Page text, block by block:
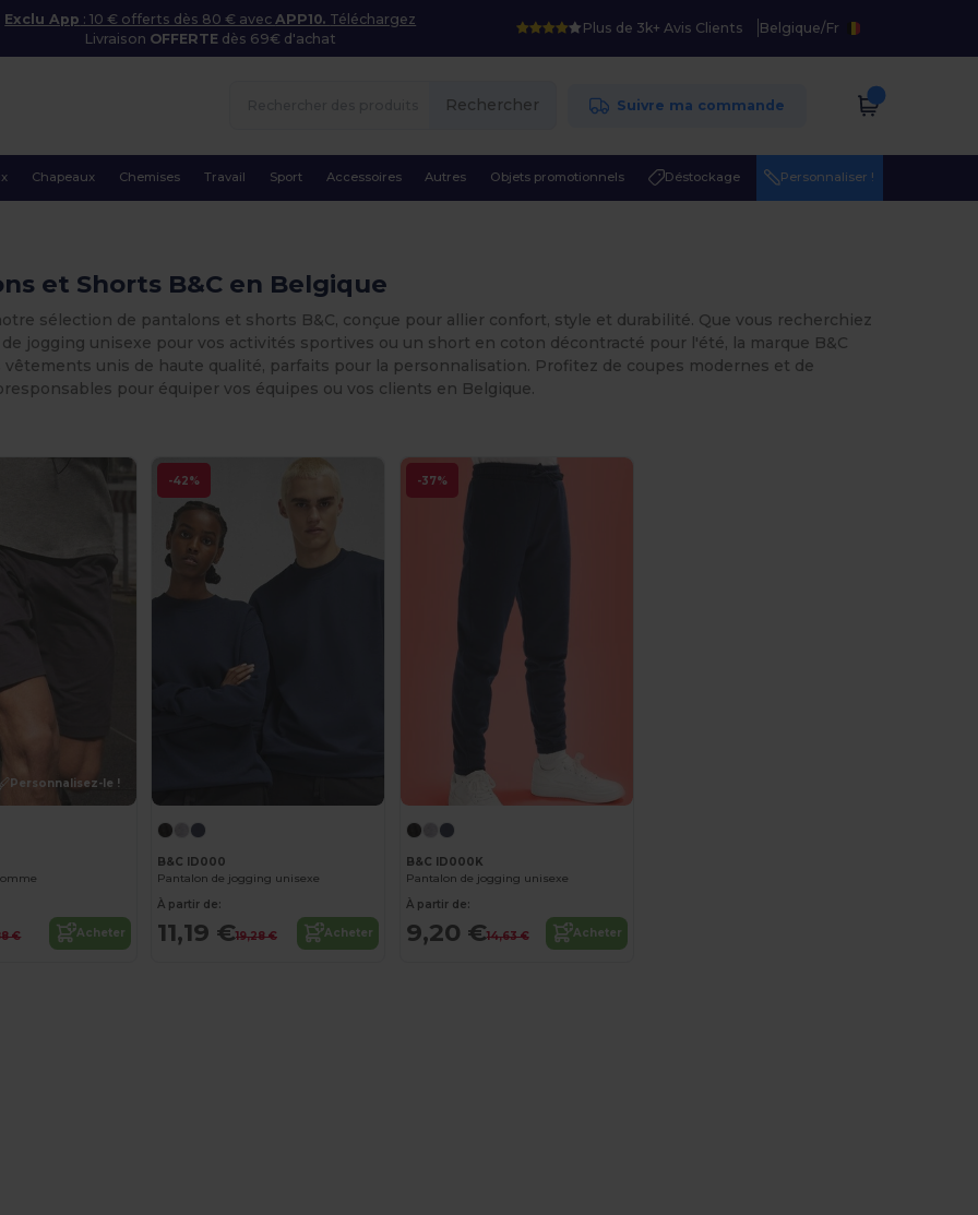
Exclu App : 10 € offerts dès 80 € avecAPP10. Téléchargez
Livraison OFFERTE dès 69€ d'achat
Plus de 3k+ Avis Clients Belgique/Fr
Rechercher Suivre ma commande
Chapeaux Chemises Travail Sport Accessoires Autres Objets promotionnels Déstockage Personnaliser !
et Shorts B&C en Belgique
sélection de pantalons et shorts B&C, conçue pour allier confort, style et durabilité. Que vous recherchiez
jogging unisexe pour vos activités sportives ou un short en coton décontracté pour l'été, la marque B&C
vêtements unis de haute qualité, parfaits pour la personnalisation. Profitez de coupes modernes et de
pour équiper vos équipes ou vos clients en Belgique.
Personnalisez-le !
€ Acheter
-42%
B&C ID000
Pantalon de jogging unisexe
À partir de:
11,19 €19,28 € Acheter
-37%
B&C ID000K
Pantalon de jogging unisexe
À partir de:
9,20 €14,63 € Acheter